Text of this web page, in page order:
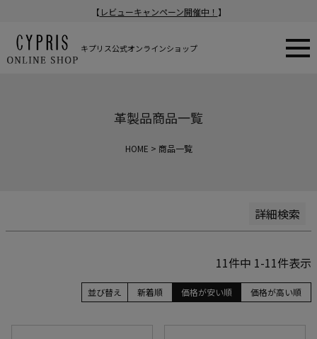
【 レビューキャンペーン開催中！ 】
キプリス公式オンラインショップ
革製品商品一覧
HOME 商品一覧
詳細検索
登録順
価格が安い順
価格が高い順
並び替え 価格が安い順 価格が高い順
新着順
11件中 1-11件表示